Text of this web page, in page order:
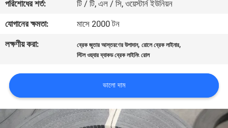
উদ্ধৃতির
জন্য
সাইট
ম্যাপ
পরিশোধের শর্ত:
টি / টি, এল / সি, ওয়েস্টার্ন ইউনিয়ন
যোগানের ক্ষমতা:
মাসে 2000 টন
লক্ষণীয় করা:
ব্রেক জুতার আস্তরণের উপাদান,রোলে ব্রেক লাইনার,
স্টিল ওয়্যার ব্যাকড ব্রেক লাইনিং রোল
ভালো দাম